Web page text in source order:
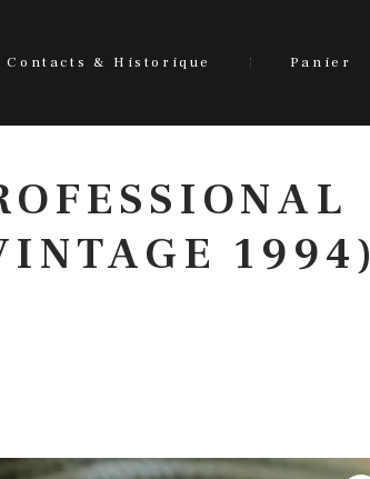
Contacts & Historique Panier
1994)